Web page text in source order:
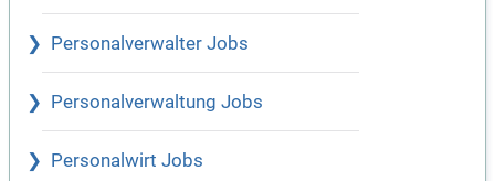
Personalverwalter Jobs
Personalverwaltung Jobs
Personalwirt Jobs